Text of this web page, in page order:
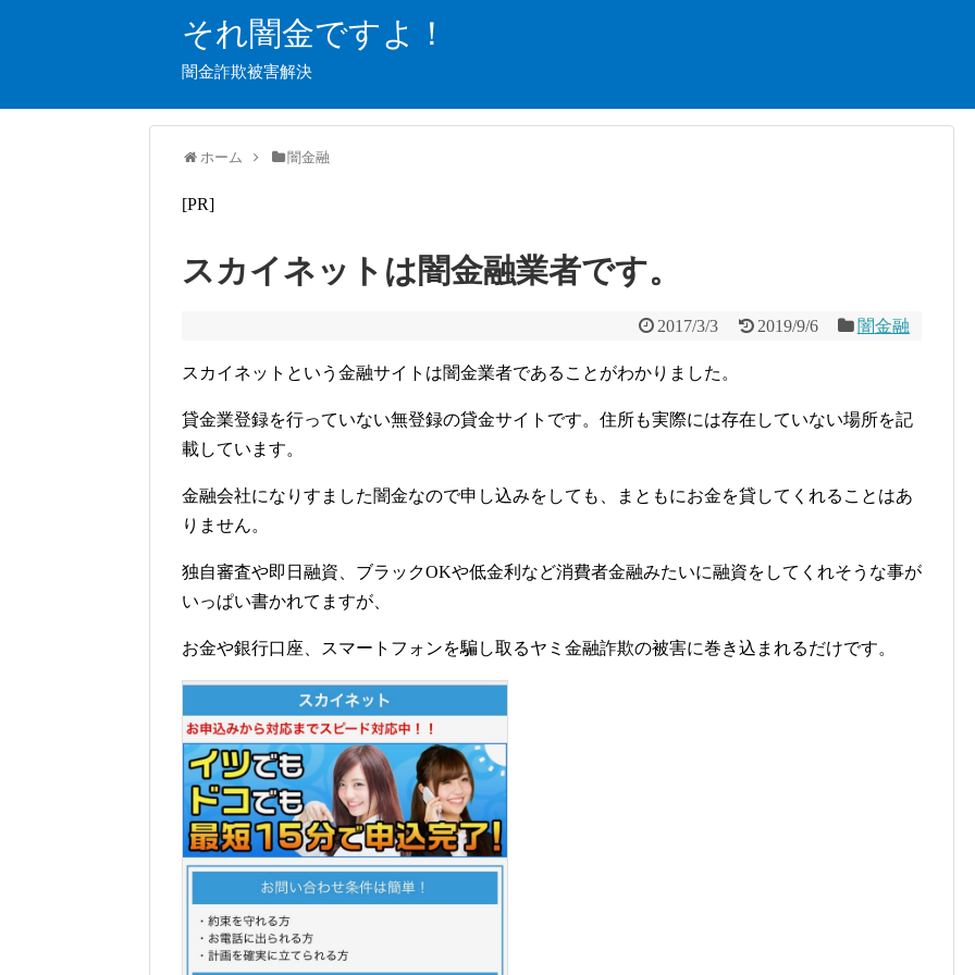
それ闇金ですよ！
闇金詐欺被害解決
ホーム 闇金融
[PR]
スカイネットは闇金融業者です。
2017/3/3 2019/9/6 闇金融
スカイネットという金融サイトは闇金業者であることがわかりました。
貸金業登録を行っていない無登録の貸金サイトです。住所も実際には存在していない場所を記
載しています。
金融会社になりすました闇金なので申し込みをしても、まともにお金を貸してくれることはあ
りません。
独自審査や即日融資、ブラックOKや低金利など消費者金融みたいに融資をしてくれそうな事が
いっぱい書かれてますが、
お金や銀行口座、スマートフォンを騙し取るヤミ金融詐欺の被害に巻き込まれるだけです。